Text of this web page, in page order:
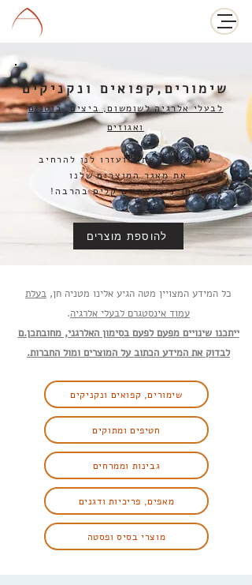
שימורים,קפואים ונקניקים
לבעלי אלרגיה לשומשום, ביצים, בוטנים
ואגוזים
לחצו על הכפתור ועזרו לנו להרחיב
את מאגר המוצרים שלנו
ויחד ניצור חיים קלים בהרבה!
להוספת מוצרים
כל המידע המצויין מטה הגיע אלינו מטניה חן, בעלת
עמוד אינסטגרם לבעלי אלרגיה.
ייתכנו שינויים מפעם לפעם בסימון האלרגני, מחובתכן.ם
לבדוק את המידע הכתוב על המוצרים ומול החברות.
שימורים, קפואים ונקניקים
חטיפים ומתוקים
גבינות וממרחים
מאפים, פריכיות ודגנים
מוצרי בסיס ופסטה